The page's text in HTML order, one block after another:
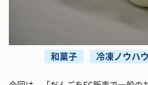
和菓子 冷凍ノウハウ